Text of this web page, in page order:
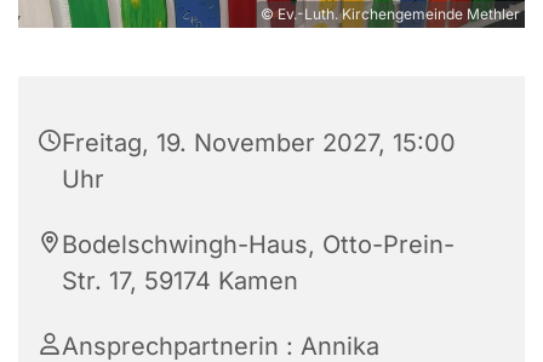
© Ev.-Luth. Kirchengemeinde Methler
Freitag, 19. November 2027, 15:00
Uhr
Bodelschwingh-Haus, Otto-Prein-
Str. 17, 59174 Kamen
Ansprechpartnerin : Annika